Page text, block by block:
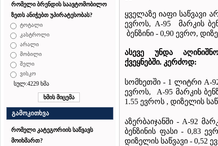
რომელი ბრენდის საავტომობილო
ზეთს ანიჭებთ უპირატესობას?
ტოტალი
კასტროლი
არალი
მობილი
შელი
ვისკო
სულ:4229 ხმა
გამოკითხვა
რომელი კატეგორიის საწვავს
მოიხმართ?
ყველაზე იაფი საწვავი
ევროს, A-95 მარკის
ბენზინი - 0,90 ევრო,
ასევე უნდა
ქვეყნებში. კერძოდ:
სომხეთში - 1 ლიტრი A-
ევროს, A-95 მარკის
1.55 ევროს , დიზელის
აზერბაიჯანში - A-92
ბენზინის ფასი - 0,83
დიზელის საწვავი - 0,52